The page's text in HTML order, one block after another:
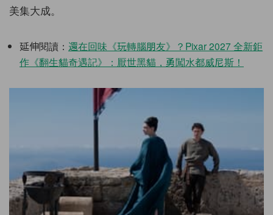
美集大成。
延伸閱讀： 還在回味《玩轉腦朋友》？Pixar 2027 全新鉅
作《翻生貓奇遇記》：厭世黑貓，勇闖水都威尼斯！